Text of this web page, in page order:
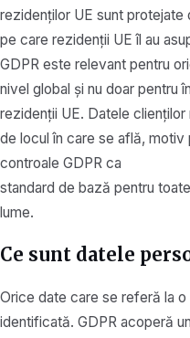
rezidenților UE sunt
pe care rezidenții UE îl au
GDPR este relevant pentru
nivel global și nu doar pentru
rezidenții UE. Datele
de locul în care se află,
controale GDPR ca
standard de bază pentru
lume.
Ce sunt datele
Orice date care se referă la
identificată. GDPR acoperă